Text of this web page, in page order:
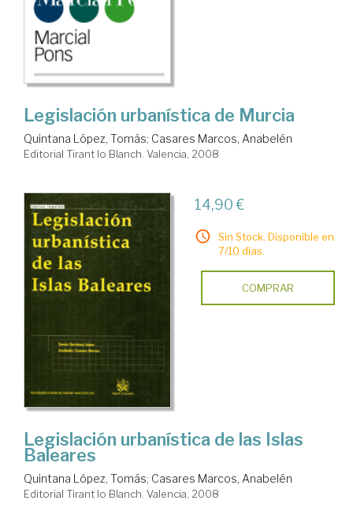
Legislación urbanística de Murcia
Quintana López, Tomás; Casares Marcos, Anabelén
Editorial Tirant lo Blanch. Valencia, 2008
14,90 €
Sin Stock. Disponible en
7/10 días.
COMPRAR
Legislación urbanística de las Islas
Baleares
Quintana López, Tomás; Casares Marcos, Anabelén
Editorial Tirant lo Blanch. Valencia, 2008